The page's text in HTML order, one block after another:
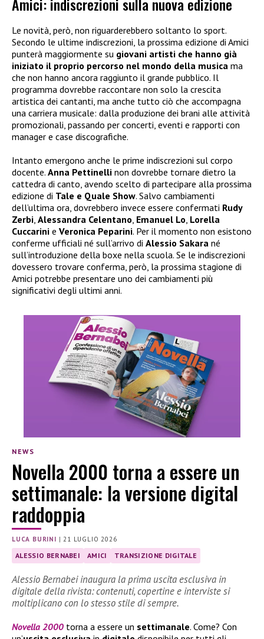
Le novità, però, non riguarderebbero soltanto lo sport.
Secondo le ultime indiscrezioni, la prossima edizione di Amici
punterà maggiormente su giovani artisti che hanno già
iniziato il proprio percorso nel mondo della musica ma
che non hanno ancora raggiunto il grande pubblico. Il
programma dovrebbe raccontare non solo la crescita
artistica dei cantanti, ma anche tutto ciò che accompagna
una carriera musicale: dalla produzione dei brani alle attività
promozionali, passando per concerti, eventi e rapporti con
manager e case discografiche.
Intanto emergono anche le prime indiscrezioni sul corpo
docente. Anna Pettinelli non dovrebbe tornare dietro la
cattedra di canto, avendo scelto di partecipare alla prossima
edizione di Tale e Quale Show. Salvo cambiamenti
dell’ultima ora, dovrebbero invece essere confermati Rudy
Zerbi Alessandra Celentano Emanuel Lo Lorella
Cuccarini e Veronica Peparini. Per il momento non esistono
conferme ufficiali né sull’arrivo di Alessio Sakara né
sull’introduzione della boxe nella scuola. Se le indiscrezioni
dovessero trovare conferma, però, la prossima stagione di
Amici potrebbe presentare uno dei cambiamenti più
significativi degli ultimi anni.
NEWS
Novella 2000 torna a essere un
settimanale: la versione digital
raddoppia
LUCA BURINI |21 LUGLIO 2026
ALESSIO BERNABEI AMICI TRANSIZIONE DIGITALE
Alessio Bernabei inaugura la prima uscita esclusiva in
digitale della rivista: contenuti, copertine e interviste si
moltiplicano con lo stesso stile di sempre.
Novella 2000 torna a essere un settimanale. Come? Con